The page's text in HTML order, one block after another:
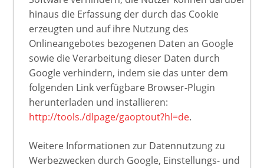
hinaus die Erfassung der durch das Cookie
erzeugten und auf ihre Nutzung des
Onlineangebotes bezogenen Daten an Google
sowie die Verarbeitung dieser Daten durch
Google verhindern, indem sie das unter dem
folgenden Link verfügbare Browser-Plugin
herunterladen und installieren:
http://tools./dlpage/gaoptout?hl=de.
Weitere Informationen zur Datennutzung zu
Werbezwecken durch Google, Einstellungs- und